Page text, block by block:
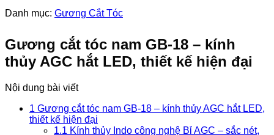
Danh mục: Gương Cắt Tóc
Gương cắt tóc nam GB-18 – kính
thủy AGC hắt LED, thiết kế hiện đại
Nội dung bài viết
1 Gương cắt tóc nam GB-18 – kính thủy AGC hắt LED,
thiết kế hiện đại
1.1 Kính thủy Indo công nghệ Bỉ AGC – sắc nét,